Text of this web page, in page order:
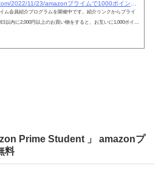
ム会員紹介プログラムを開催中です。紹介リンクからプライ
以内に2,000円以上のお買い物をすると、お互いに1,000ポイン
Prime Student 」 amazonプ
料